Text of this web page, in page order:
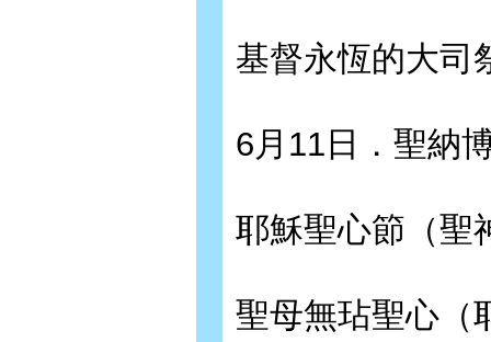
基督永恆的大司
6月11日．聖納
耶穌聖心節（聖
聖母無玷聖心（